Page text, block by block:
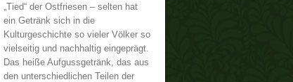
„Tied“ der Ostfriesen – selten hat
ein Getränk sich in die
Kulturgeschichte so vieler Völker so
vielseitig und nachhaltig eingeprägt.
Das heiße Aufgussgetränk, das aus
den unterschiedlichen Teilen der